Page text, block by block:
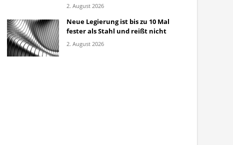
2. August 2026
Neue Legierung ist bis zu 10 Mal
fester als Stahl und reißt nicht
2. August 2026